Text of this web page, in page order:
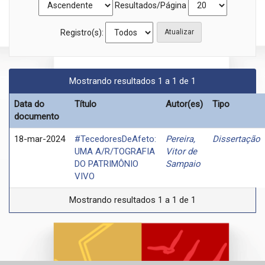
Resultados/Página
Registro(s):
Mostrando resultados 1 a 1 de 1
Data do
documento
Título Autor(es) Tipo
18-mar-2024
#TecedoresDeAfeto:
UMA A/R/TOGRAFIA
DO PATRIMÔNIO
VIVO
Pereira,
Vitor de
Sampaio
Dissertação
Mostrando resultados 1 a 1 de 1